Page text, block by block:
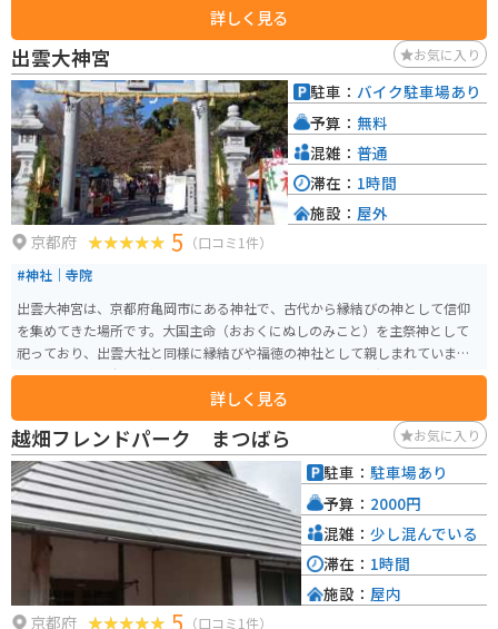
観光レクリエーション施設があり、休日には多くの人が訪れます。渓谷は昭
和7年に名勝に指定されています。 オートキャンプサイトがあります。素泊ま
りのプランは用意されていませんが、手ぶらで利用可能な7タイプのキャンプ
サイトがあり、キャンプ初心者の方も簡単にグランピングなどを楽しむこと
ができます。テント内は、冬でも床暖房が設置されていたり、冷蔵庫もある
ため、キャンプとは思えないほど快適です。また、温泉も同じ施設内にある
ため、とても便利です。
詳しく見る
出雲大神宮 お気に入り
京都府 5 （口コミ1件）
#神社｜寺院
出雲大神宮は、京都府亀岡市にある神社で、古代から縁結びの神として信仰
を集めてきた場所です。大国主命（おおくにぬしのみこと）を主祭神として
祀っており、出雲大社と同様に縁結びや福徳の神社として親しまれていま
す。「古来、日本一の縁結びの神」と称され、恋愛成就や夫婦円満を願う多
が漂っています。特に「磐座（いわくら）」と呼ばれる巨石群は神聖な場所
とされ、古代からの信仰の対象です。さらに、境内には「玉の泉」という湧
水があり、この水を飲むと長寿になると言われています。出雲大神宮は、自
然の美しさと神秘的な雰囲気が魅力のスポットで、年間を通じて多くの人々
が訪れます。
詳しく見る
駐車： バイク駐車場あり
予算： 無料
混雑： 普通
滞在： 1時間
施設： 屋外
越畑フレンドパーク まつばら お気に入り
京都府
（口コミ1件）
駐車： 駐車場あり
予算： 2000円
混雑： 少し混んでいる
滞在： 1時間
施設： 屋内